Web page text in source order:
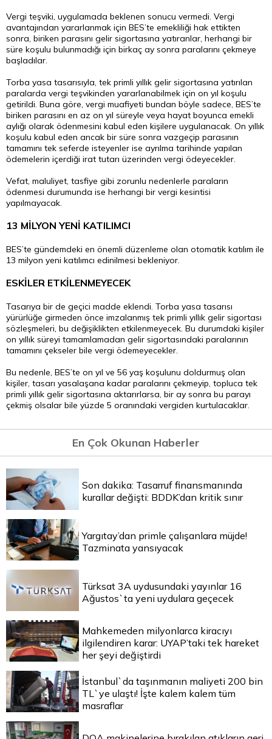
Vergi teşviki, uygulamada beklenen sonucu vermedi. Vergi
avantajından yararlanmak için BES’te emekliliği hak ettikten
sonra, biriken parasını gelir sigortasına yatıranlar, herhangi bir
süre koşulu bulunmadığı için birkaç ay sonra paralarını çekmeye
başladılar.
Torba yasa tasarısıyla, tek primli yıllık gelir sigortasına yatırılan
paralarda vergi teşvikinden yararlanabilmek için on yıl koşulu
getirildi. Buna göre, vergi muafiyeti bundan böyle sadece, BES’te
biriken parasını en az on yıl süreyle veya hayat boyunca emekli
aylığı olarak ödenmesini kabul eden kişilere uygulanacak. On yıllık
koşulu kabul eden ancak bir süre sonra vazgeçip parasının
tamamını tek seferde isteyenler ise ayrılma tarihinde yapılan
ödemelerin içerdiği irat tutarı üzerinden vergi ödeyecekler.
Vefat, maluliyet, tasfiye gibi zorunlu nedenlerle paraların
ödenmesi durumunda ise herhangi bir vergi kesintisi
yapılmayacak.
13 MİLYON YENİ KATILIMCI
BES’te gündemdeki en önemli düzenleme olan otomatik katılım ile
13 milyon yeni katılımcı edinilmesi bekleniyor.
ESKİLER ETKİLENMEYECEK
Tasarıya bir de geçici madde eklendi. Torba yasa tasarısı
yürürlüğe girmeden önce imzalanmış tek primli yıllık gelir sigortası
sözleşmeleri, bu değişiklikten etkilenmeyecek. Bu durumdaki kişiler
on yıllık süreyi tamamlamadan gelir sigortasındaki paralarının
tamamını çekseler bile vergi ödemeyecekler.
Bu nedenle, BES’te on yıl ve 56 yaş koşulunu doldurmuş olan
kişiler, tasarı yasalaşana kadar paralarını çekmeyip, topluca tek
primli yıllık gelir sigortasına aktarırlarsa, bir ay sonra bu parayı
çekmiş olsalar bile yüzde 5 oranındaki vergiden kurtulacaklar.
En Çok Okunan Haberler
Son dakika: Tasarruf finansmanında
kurallar değişti: BDDK’dan kritik sınır
Yargıtay’dan primle çalışanlara müjde!
Tazminata yansıyacak
Türksat 3A uydusundaki yayınlar 16
Ağustos`ta yeni uydulara geçecek
Mahkemeden milyonlarca kiracıyı
ilgilendiren karar: UYAP’taki tek hareket
her şeyi değiştirdi
İstanbul`da taşınmanın maliyeti 200 bin
TL`ye ulaştı! İşte kalem kalem tüm
masraflar